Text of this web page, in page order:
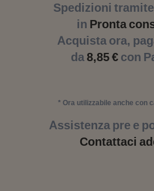
Spedizioni
in Pronta
Acquista ora,
da8,85 € con
* Ora utilizzabile anche con
Assistenza pre e
Contattaci